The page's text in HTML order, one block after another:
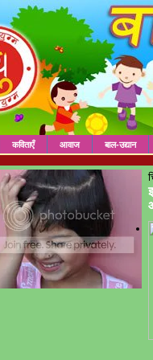
कविताएँ आवाज बाल-उद्यान